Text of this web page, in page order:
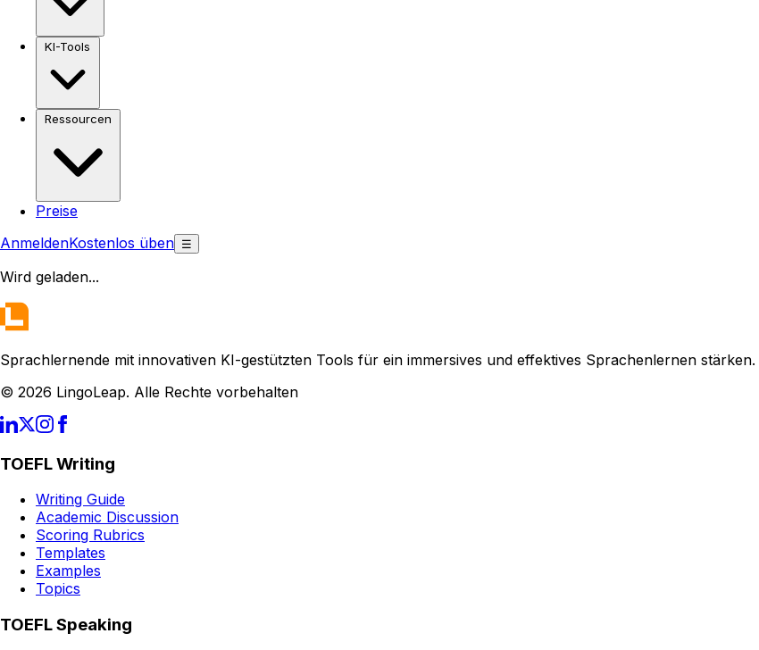
KI-Tools
Ressourcen
Preise
AnmeldenKostenlos üben ☰
Wird geladen...
Sprachlernende mit innovativen KI-gestützten Tools für ein immersives und effektives Sprachenlernen stärken.
© 2026 LingoLeap. Alle Rechte vorbehalten
TOEFL Writing
Writing Guide
Academic Discussion
Scoring Rubrics
Templates
Examples
Topics
TOEFL Speaking